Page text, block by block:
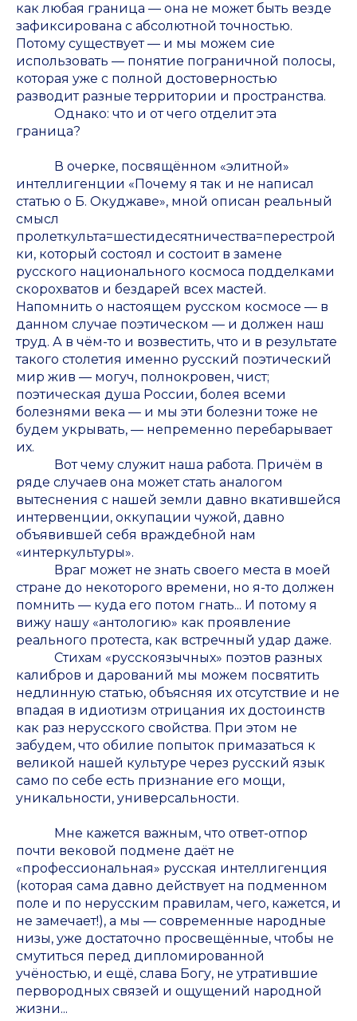
как любая граница — она не может быть везде
зафиксирована с абсолютной точностью.
Потому существует — и мы можем сие
использовать — понятие пограничной полосы,
которая уже с полной достоверностью
разводит разные территории и пространства.
Однако: что и от чего отделит эта
граница?
В очерке, посвящённом «элитной»
интеллигенции «Почему я так и не написал
статью о Б. Окуджаве», мной описан реальный
смысл
пролеткульта=шестидесятничества=перестрой
ки, который состоял и состоит в замене
русского национального космоса подделками
скорохватов и бездарей всех мастей.
Напомнить о настоящем русском космосе — в
данном случае поэтическом — и должен наш
труд. А в чём-то и возвестить, что и в результате
такого столетия именно русский поэтический
мир жив — могуч, полнокровен, чист;
поэтическая душа России, болея всеми
болезнями века — и мы эти болезни тоже не
будем укрывать, — непременно перебарывает
их.
Вот чему служит наша работа. Причём в
ряде случаев она может стать аналогом
вытеснения с нашей земли давно вкатившейся
интервенции, оккупации чужой, давно
объявившей себя враждебной нам
«интеркультуры».
Враг может не знать своего места в моей
стране до некоторого времени, но я-то должен
помнить — куда его потом гнать... И потому я
вижу нашу «антологию» как проявление
реального протеста, как встречный удар даже.
Стихам «русскоязычных» поэтов разных
калибров и дарований мы можем посвятить
недлинную статью, объясняя их отсутствие и не
впадая в идиотизм отрицания их достоинств
как раз нерусского свойства. При этом не
забудем, что обилие попыток примазаться к
великой нашей культуре через русский язык
само по себе есть признание его мощи,
уникальности, универсальности.
Мне кажется важным, что ответ-отпор
почти вековой подмене даёт не
«профессиональная» русская интеллигенция
(которая сама давно действует на подменном
поле и по нерусским правилам, чего, кажется, и
не замечает!), а мы — современные народные
низы, уже достаточно просвещённые, чтобы не
смутиться перед дипломированной
учёностью, и ещё, слава Богу, не утратившие
первородных связей и ощущений народной
жизни...